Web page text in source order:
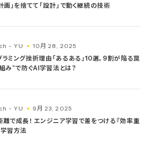
画」を捨てて「設計」で動く継続の技術
- YU
10月 28, 2025
ラミング挫折理由「あるある」10選。9割が陥る罠
み”で防ぐAI学習法とは？
- YU
9月 23, 2025
離で成長！ エンジニア学習で差をつける『効率重
学習方法